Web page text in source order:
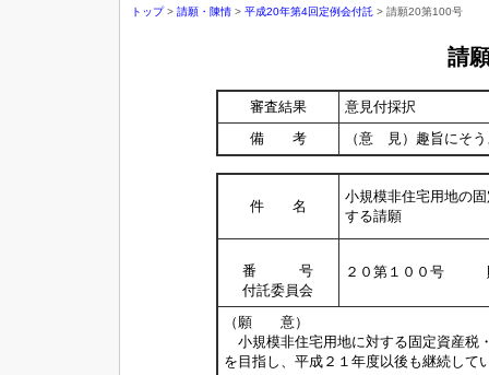
トップ> 請願・陳情 > 平成20年第4回定例会付託 > 請願20第100号
請
審査結果
意見付採択
備 考
（意 見）趣旨にそ
件 名
小規模非住宅用地の
する請願
番 号
付託委員会
２０第１００
（願 意）
小規模非住宅用地に対する固定資産税
を目指し、平成２１年度以後も継続して